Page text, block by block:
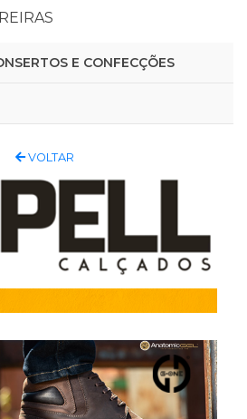
E CONFECÇÕES
VOLTAR